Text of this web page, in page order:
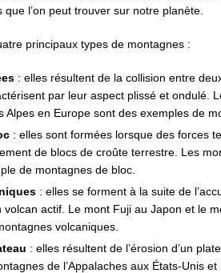
l’on peut trouver sur notre planète.
principaux types de montagnes :
: elles résultent de la collision entre
par leur aspect plissé et ondulé.
Alpes en Europe sont des exemples de
: elles sont formées lorsque des forces
de blocs de croûte terrestre. Les
de montagnes de bloc.
: elles se forment à la suite de
volcan actif. Le mont Fuji au Japon et le
volcaniques.
: elles résultent de l’érosion d’un
de l’Appalaches aux États-Unis